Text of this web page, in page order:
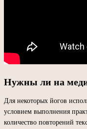
Нужны ли на
Для некоторых йогов
условием выполнения
количество повторений